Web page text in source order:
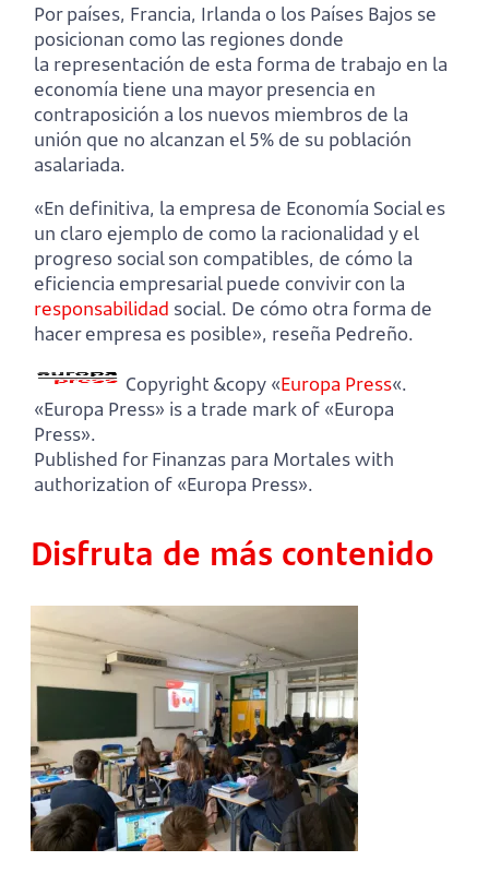
Por países, Francia, Irlanda o los Países Bajos se
posicionan como las regiones donde
la representación de esta forma de trabajo en la
economía tiene una mayor presencia en
contraposición a los nuevos miembros de la
unión que no alcanzan el 5% de su población
asalariada.
«En definitiva, la empresa de Economía Social es
un claro ejemplo de como la racionalidad y el
progreso social son compatibles, de cómo la
eficiencia empresarial puede convivir con la
responsabilidad social. De cómo otra forma de
hacer empresa es posible», reseña Pedreño.
Copyright &copy «Europa Press«.
«Europa Press» is a trade mark of «Europa
Press».
Published for Finanzas para Mortales with
authorization of «Europa Press».
Disfruta de más contenido